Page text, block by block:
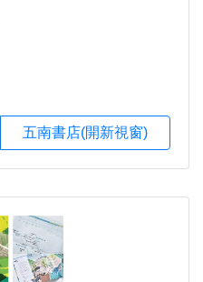
五南書店(開新視窗)